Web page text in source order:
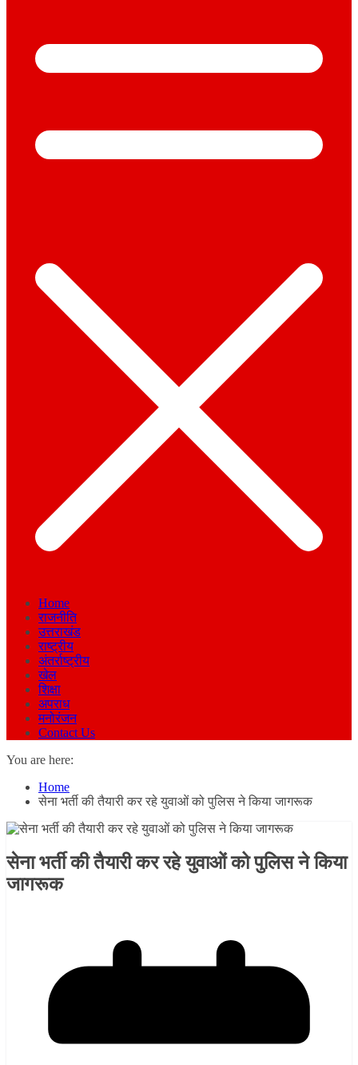
Home
राजनीति
उत्तराखंड
राष्ट्रीय
अंतर्राष्ट्रीय
खेल
शिक्षा
अपराध
मनोरंजन
Contact Us
You are here:
Home
सेना भर्ती की तैयारी कर रहे युवाओं को पुलिस ने किया जागरूक
सेना भर्ती की तैयारी कर रहे युवाओं को पुलिस ने किया
जागरूक